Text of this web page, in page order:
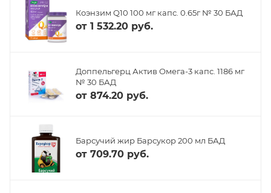
Коэнзим Q10 100 мг капс. 0.65г № 30 БАД
от 1 532.20 руб.
Доппельгерц Актив Омега-3 капс. 1186 мг
№ 30 БАД
от 874.20 руб.
Барсучий жир Барсукор 200 мл БАД
от 709.70 руб.